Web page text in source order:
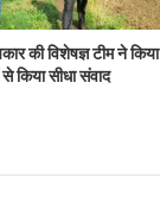
की विशेषज्ञ टीम ने किया
किया सीधा संवाद